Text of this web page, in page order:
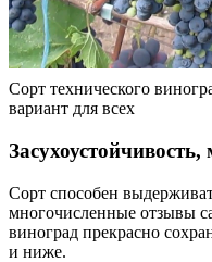
Сорт технического
вариант для всех
Засухоустойчивость,
Сорт способен
многочисленные отзывы
виноград прекрасно
и ниже.